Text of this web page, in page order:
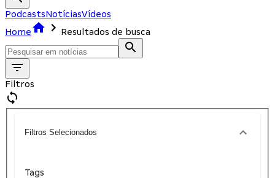
PodcastsNotíciasVídeos
Home
Resultados de busca
Filtros
Filtros Selecionados
Tags